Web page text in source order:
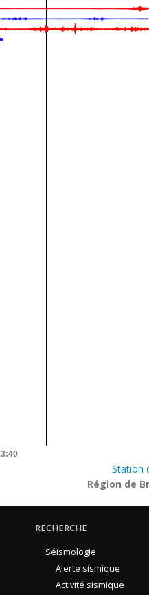
Station
Région de
RECHERCHE
Séismologie
Alerte sismique
Activité sismique